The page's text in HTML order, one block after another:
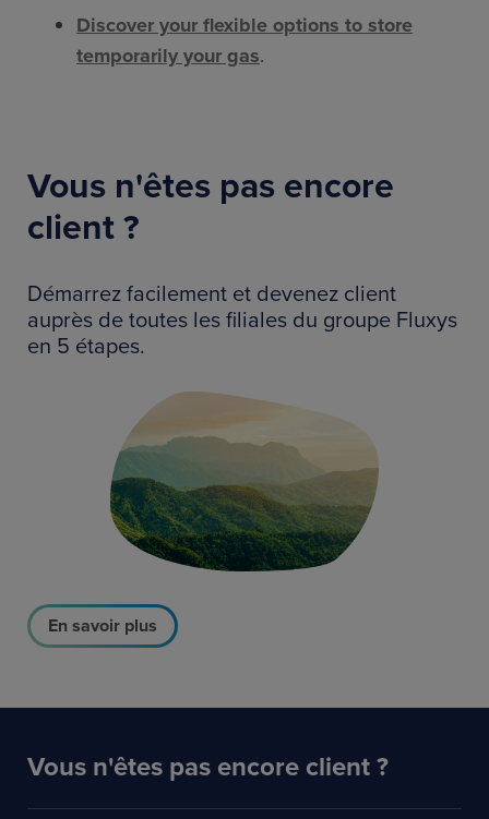
Discover your flexible options to store
temporarily your gas.
Vous n'êtes pas encore
client ?
Démarrez facilement et devenez client
auprès de toutes les filiales du groupe Fluxys
en 5 étapes.
En savoir plus
Vous n'êtes pas encore client ?